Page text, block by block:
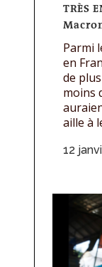
TRÈS
Parmi
en
de
moins
aille à
12